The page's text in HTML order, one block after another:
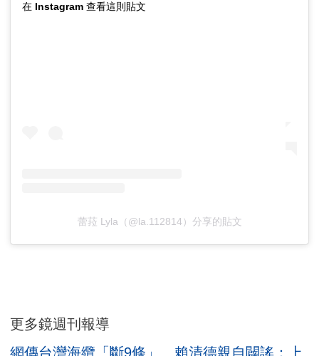
在 Instagram 查看這則貼文
蕾菈 Lyla（@la.112814）分享的貼文
更多鏡週刊報導
網傳台灣海纜「斷9條」 賴清德親自闢謠：上